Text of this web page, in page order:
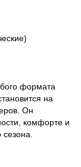
формата
на
Он
комфорте и